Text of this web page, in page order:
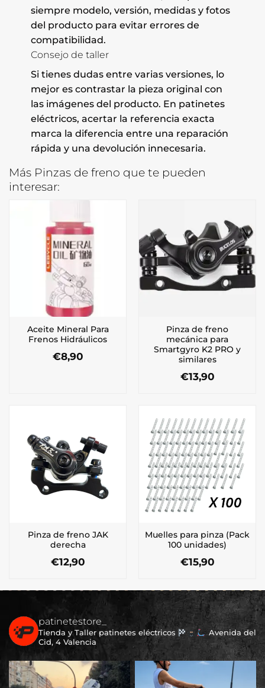
siempre modelo, versión, medidas y fotos
del producto para evitar errores de
compatibilidad.
Consejo de taller
Si tienes dudas entre varias versiones, lo
mejor es contrastar la pieza original con
las imágenes del producto. En patinetes
eléctricos, acertar la referencia exacta
marca la diferencia entre una reparación
rápida y una devolución innecesaria.
Más Pinzas de freno que te pueden
interesar:
Aceite Mineral Para
Frenos Hidráulicos
€8,90
Pinza de freno
mecánica para
Smartgyro K2 PRO y
similares
€13,90
Pinza de freno JAK
derecha
€12,90
Muelles para pinza (Pack
100 unidades)
€15,90
patinetestore_
Tienda y Taller patinetes eléctricos
Avenida del
Cid, 4 Valencia